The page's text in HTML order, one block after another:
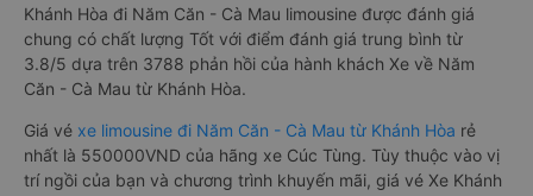
Khánh Hòa đi Năm Căn - Cà Mau limousine được đánh giá
chung có chất lượng Tốt với điểm đánh giá trung bình từ
3.8/5 dựa trên 3788 phản hồi của hành khách Xe về Năm
Căn - Cà Mau từ Khánh Hòa.
Giá vé xe limousine đi Năm Căn - Cà Mau từ Khánh Hòa rẻ
nhất là 550000VND của hãng xe Cúc Tùng. Tùy thuộc vào vị
trí ngồi của bạn và chương trình khuyến mãi, giá vé Xe Khánh